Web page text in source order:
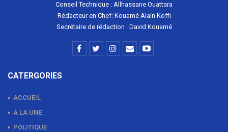
Conseil Technique : Allhassane Ouattara
Rédacteur en Chef: Kouamé Alain Koffi
Secrétaire de rédaction : David Kouamé
CATERGORIES
ACCUEIL
A LA UNE
POLITIQUE